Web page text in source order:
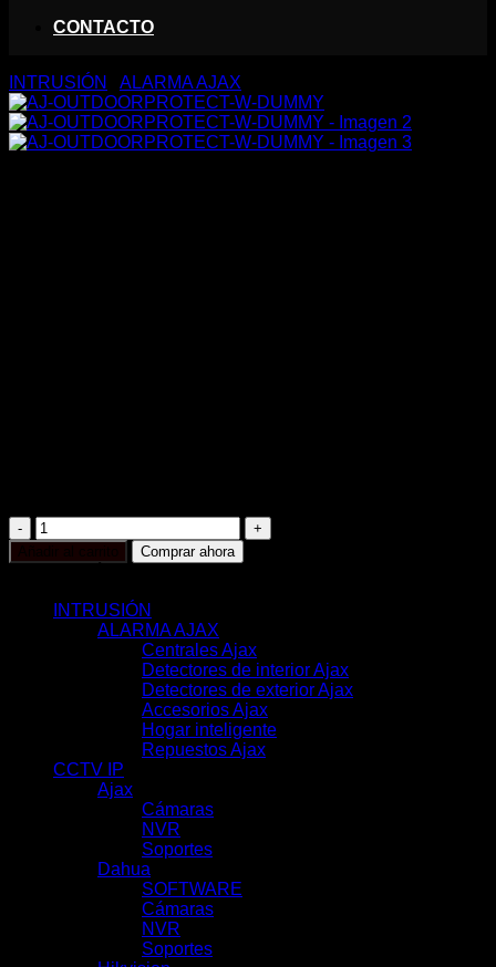
CONTACTO
INTRUSIÓN ALARMA AJAX
AJ-
OUTDOORPROTECT-
W-
cantidad
Comprar ahora
INTRUSIÓN
ALARMA AJAX
Centrales Ajax
Detectores de interior Ajax
Detectores de exterior Ajax
Accesorios Ajax
Hogar inteligente
Repuestos Ajax
CCTV IP
Ajax
Cámaras
NVR
Soportes
Dahua
SOFTWARE
Cámaras
NVR
Soportes